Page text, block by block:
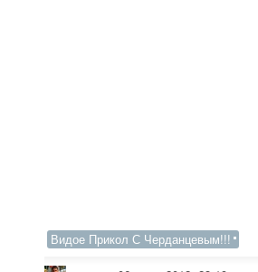
Видое Прикол С Черданцевым!!!